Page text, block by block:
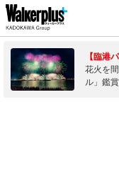
【臨港
花火を
ル」鑑